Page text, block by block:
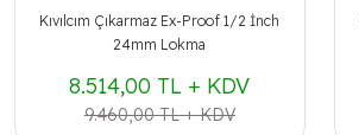
Kıvılcım Çıkarmaz Ex-Proof 1/2 İnch
24mm Lokma
8.514,00 TL + KDV
9.460,00 TL + KDV